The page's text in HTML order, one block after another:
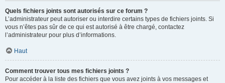
Quels fichiers joints sont autorisés sur ce forum ?
L’administrateur peut autoriser ou interdire certains types de fichiers joints. Si
vous n’êtes pas sûr de ce qui est autorisé à être chargé, contactez
l’administrateur pour plus d’informations.
Haut
Comment trouver tous mes fichiers joints ?
Pour accéder à la liste des fichiers que vous avez joints à vos messages et